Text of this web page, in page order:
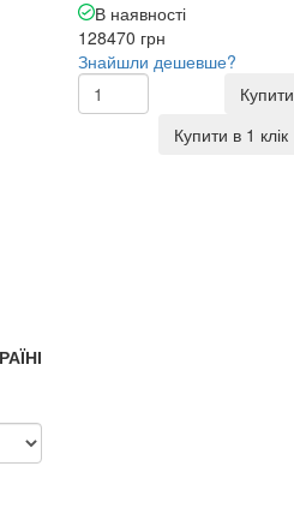
В наявності
128470 грн
Знайшли дешевше?
Купити
Купити в 1 клік